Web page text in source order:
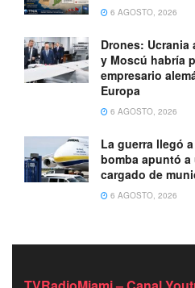
6 AGOSTO, 2026
Drones:
y Moscú habría
empresario
Europa
6 AGOSTO, 2026
La guerra llegó
bomba apuntó
cargado de
6 AGOSTO, 2026